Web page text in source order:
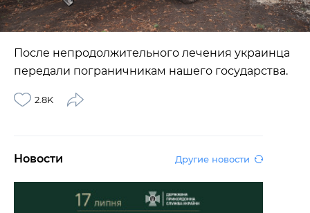
После непродолжительного лечения украинца
передали пограничникам нашего государства.
2.8K
Новости Другие новости